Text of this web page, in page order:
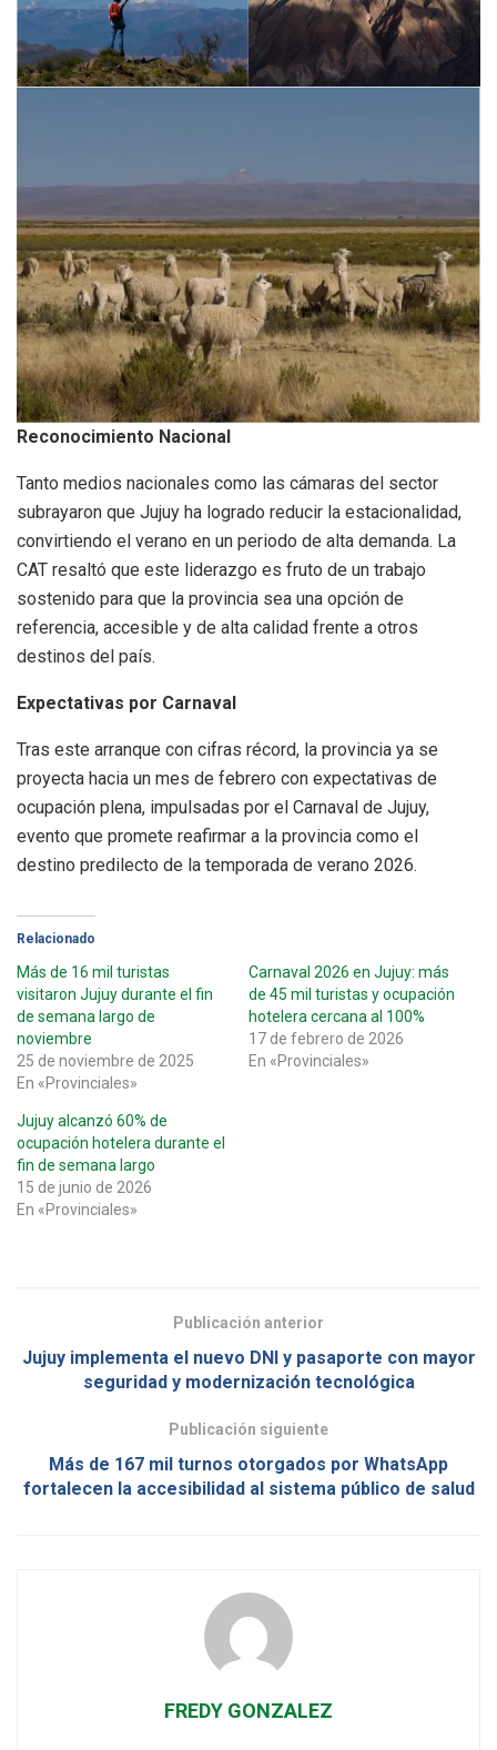
Reconocimiento Nacional
Tanto medios nacionales como las cámaras del sector
subrayaron que Jujuy ha logrado reducir la estacionalidad,
convirtiendo el verano en un periodo de alta demanda. La
CAT resaltó que este liderazgo es fruto de un trabajo
sostenido para que la provincia sea una opción de
referencia, accesible y de alta calidad frente a otros
destinos del país.
Expectativas por Carnaval
Tras este arranque con cifras récord, la provincia ya se
proyecta hacia un mes de febrero con expectativas de
ocupación plena, impulsadas por el Carnaval de Jujuy,
evento que promete reafirmar a la provincia como el
destino predilecto de la temporada de verano 2026.
Relacionado
Más de 16 mil turistas
visitaron Jujuy durante el fin
de semana largo de
noviembre
25 de noviembre de 2025
En «Provinciales»
Carnaval 2026 en Jujuy: más
de 45 mil turistas y ocupación
hotelera cercana al 100%
17 de febrero de 2026
En «Provinciales»
Jujuy alcanzó 60% de
ocupación hotelera durante el
fin de semana largo
15 de junio de 2026
En «Provinciales»
Publicación anterior
Jujuy implementa el nuevo DNI y pasaporte con mayor
seguridad y modernización tecnológica
Publicación siguiente
Más de 167 mil turnos otorgados por WhatsApp
fortalecen la accesibilidad al sistema público de salud
FREDY GONZALEZ